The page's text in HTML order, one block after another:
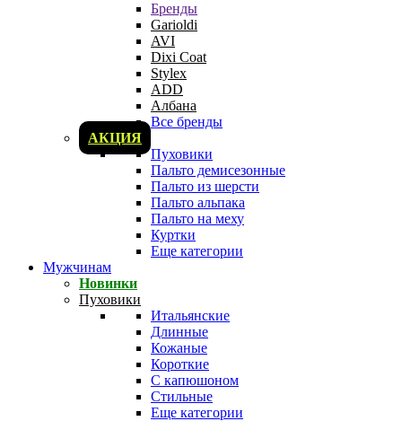
Бренды
Garioldi
AVI
Dixi Coat
Stylex
ADD
Албана
Все бренды
АКЦИЯ
Пуховики
Пальто демисезонные
Пальто из шерсти
Пальто альпака
Пальто на меху
Куртки
Еще категории
Мужчинам
Новинки
Пуховики
Итальянские
Длинные
Кожаные
Короткие
С капюшоном
Стильные
Еще категории